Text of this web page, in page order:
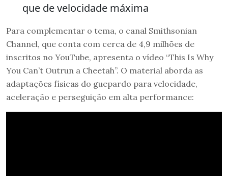
que de velocidade máxima
Para complementar o tema, o canal Smithsonian
Channel, que conta com cerca de 4,9 milhões de
inscritos no YouTube, apresenta o vídeo “This Is Why
You Can’t Outrun a Cheetah”. O material aborda as
adaptações físicas do guepardo para velocidade,
aceleração e perseguição em alta performance: